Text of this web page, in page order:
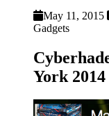
May 11, 2015
Gadgets
York 2014